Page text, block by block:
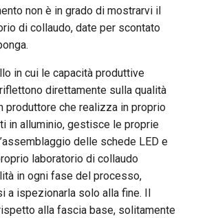
non è in grado di mostrarvi il
di collaudo, date per scontato
in cui le capacità produttive
direttamente sulla qualità
produttore che realizza in proprio
in alluminio, gestisce le proprie
delle schede LED e
laboratorio di collaudo
in ogni fase del processo,
a ispezionarla solo alla fine. Il
alla fascia base, solitamente